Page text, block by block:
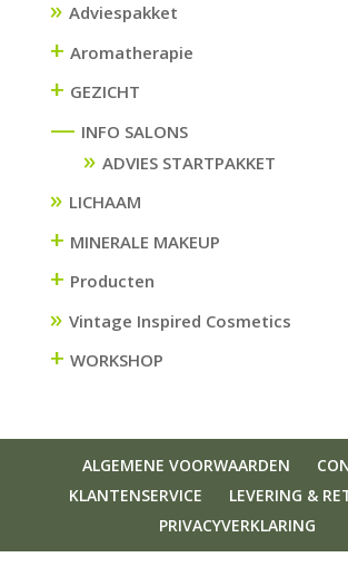
Adviespakket
+ Aromatherapie
+ GEZICHT
— INFO SALONS
ADVIES STARTPAKKET
LICHAAM
+ MINERALE MAKEUP
+ Producten
Vintage Inspired Cosmetics
+ WORKSHOP
ALGEMENE VOORWAARDEN
KLANTENSERVICE
LEVERING &
PRIVACYVERKLARING